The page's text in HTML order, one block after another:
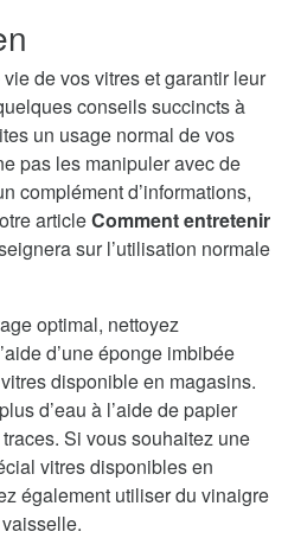
de vos vitres et garantir leur
conseils succincts à
un usage normal de vos
pas les manipuler avec de
complément d’informations,
articleComment entretenir
sur l’utilisation normale
optimal, nettoyez
d’une éponge imbibée
disponible en magasins.
d’eau à l’aide de papier
Si vous souhaitez une
vitres disponibles en
également utiliser du vinaigre